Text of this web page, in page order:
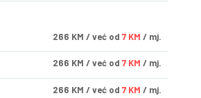
266 KM / već od 7 KM / mj.
266 KM / već od 7 KM / mj.
266 KM / već od 7 KM / mj.